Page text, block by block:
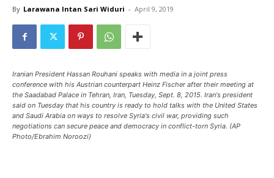
By Larawana Intan Sari Widuri - April 9, 2019
Iranian President Hassan Rouhani speaks with media in a joint press
conference with his Austrian counterpart Heinz Fischer after their meeting at
the Saadabad Palace in Tehran, Iran, Tuesday, Sept. 8, 2015. Iran's president
said on Tuesday that his country is ready to hold talks with the United States
and Saudi Arabia on ways to resolve Syria's civil war, providing such
negotiations can secure peace and democracy in conflict-torn Syria. (AP
Photo/Ebrahim Noroozi)